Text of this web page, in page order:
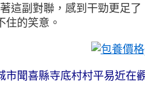
這副對聯，感到干勁更足
住的笑意。
包養價
聞喜縣寺底村村平易近在